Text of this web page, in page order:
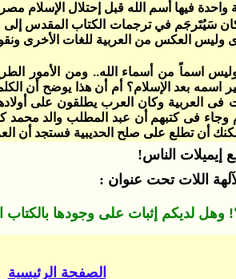
فيها أسم الله قبل إحتلال الإسلام
وليس العكس من العربية للغات الأخرى
وليس اسماً من أسماء الله.. ومن
اسمه بعد الإسلام؟ أم أن هذا يوضح أن
فى العربية وكان العرب يطلقون على
فى كتبهم أن عبد المطلب والد محمد
أن تطلع على صلح الحديبية فستجد أن
الناس!
اللات تحت عنوان :
وهل لديكم إثبات على وجودها
الصفحة الرئيسية